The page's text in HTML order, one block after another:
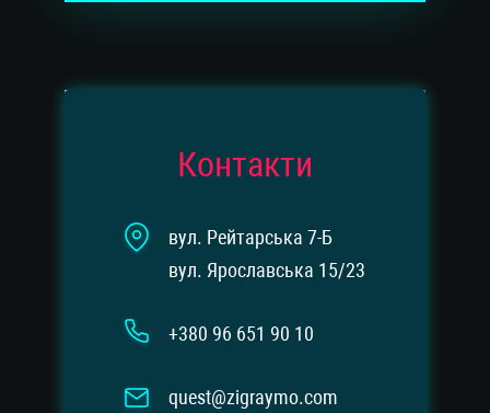
Контакти
вул. Рейтарська 7-Б
вул. Ярославська 15/23
+380 96 651 90 10
quest@zigraymo.com